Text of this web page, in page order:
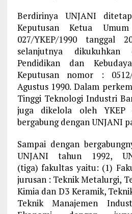
Berdirinya UNJANI
Keputusan Ketua
027/YKEP/1990 tanggal
selanjutnya dikukuhkan
Pendidikan dan
Keputusan nomor :
Agustus 1990. Dalam
Tinggi Teknologi Industri
juga dikelola oleh YKEP
bergabung dengan UNJANI
Sampai dengan
UNJANI tahun 1992,
(tiga) fakultas yaitu: (1)
jurusan : Teknik Metalurgi,
Kimia dan D3 Keramik,
Teknik Manajemen